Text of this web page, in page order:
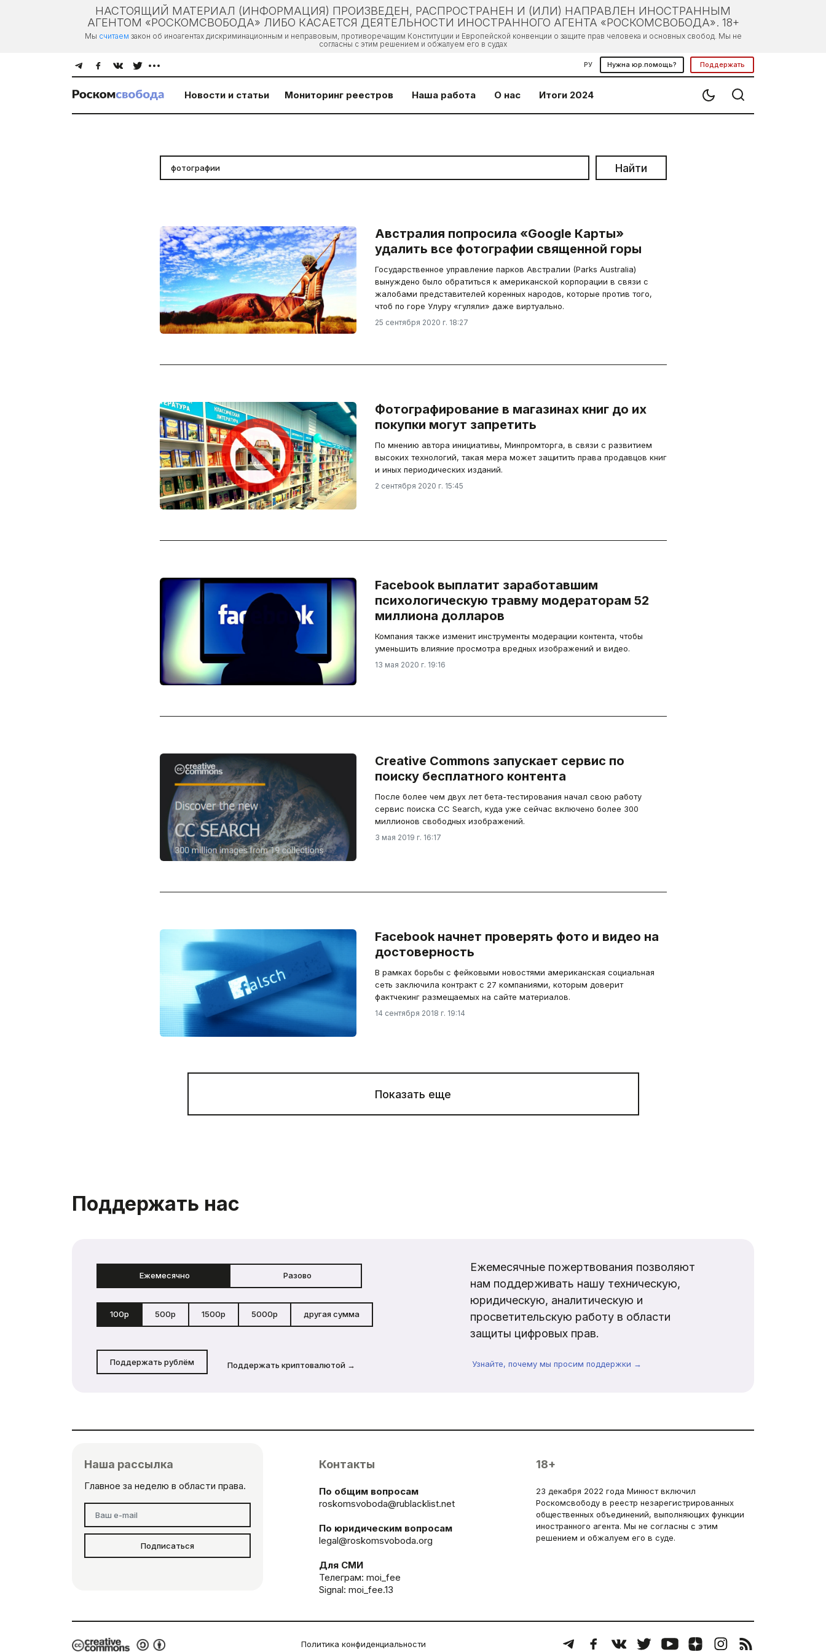
НАСТОЯЩИЙ МАТЕРИАЛ (ИНФОРМАЦИЯ) ПРОИЗВЕДЕН, РАСПРОСТРАНЕН И (ИЛИ) НАПРАВЛЕН ИНОСТРАННЫМ
АГЕНТОМ «РОСКОМСВОБОДА» ЛИБО КАСАЕТСЯ ДЕЯТЕЛЬНОСТИ ИНОСТРАННОГО АГЕНТА «РОСКОМСВОБОДА». 18+
Мы считаем закон об иноагентах дискриминационным и неправовым, противоречащим Конституции и Европейской конвенции о защите прав человека и основных свобод. Мы не
согласны с этим решением и обжалуем его в судах
РУ Нужна юр.помощь? Поддержать
Новости и статьи Мониторинг реестров Наша работа О нас Итоги 2024
Найти
Австралия попросила «Google Карты»
удалить все фотографии священной горы
Государственное управление парков Австралии (Parks Australia)
вынуждено было обратиться к американской корпорации в связи с
жалобами представителей коренных народов, которые против того,
чтоб по горе Улуру «гуляли» даже виртуально.
25 сентября 2020 г. 18:27
Фотографирование в магазинах книг до их
покупки могут запретить
По мнению автора инициативы, Минпромторга, в связи с развитием
высоких технологий, такая мера может защитить права продавцов книг
и иных периодических изданий.
2 сентября 2020 г. 15:45
Facebook выплатит заработавшим
психологическую травму модераторам 52
миллиона долларов
Компания также изменит инструменты модерации контента, чтобы
уменьшить влияние просмотра вредных изображений и видео.
13 мая 2020 г. 19:16
Creative Commons запускает сервис по
поиску бесплатного контента
После более чем двух лет бета-тестирования начал свою работу
сервис поиска CC Search, куда уже сейчас включено более 300
миллионов свободных изображений.
3 мая 2019 г. 16:17
Facebook начнет проверять фото и видео на
достоверность
В рамках борьбы с фейковыми новостями американская социальная
сеть заключила контракт с 27 компаниями, которым доверит
фактчекинг размещаемых на сайте материалов.
14 сентября 2018 г. 19:14
Показать еще
Поддержать нас
Ежемесячно Разово
100р 500р 1500р 5000р другая сумма
Поддержать рублём Поддержать криптовалютой →
Ежемесячные пожертвования позволяют
нам поддерживать нашу техническую,
юридическую, аналитическую и
просветительскую работу в области
защиты цифровых прав.
Узнайте, почему мы просим поддержки →
Наша рассылка
Главное за неделю в области права.
Подписаться
Контакты
По общим вопросам
roskomsvoboda@rublacklist.net
По юридическим вопросам
legal@roskomsvoboda.org
Для СМИ
Телеграм: moi_fee
Signal: moi_fee.13
18+
23 декабря 2022 года Минюст включил
Роскомсвободу в реестр незарегистрированных
общественных объединений, выполняющих функции
иностранного агента. Мы не согласны с этим
решением и обжалуем его в суде.
Политика конфиденциальности